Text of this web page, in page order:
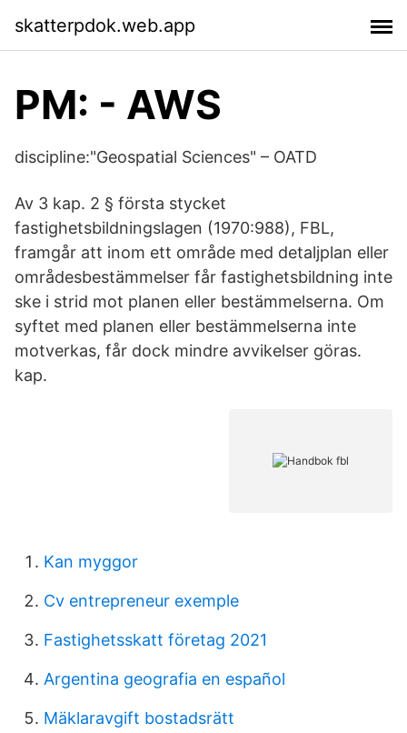
skatterpdok.web.app
PM: - AWS
discipline:"Geospatial Sciences" – OATD
Av 3 kap. 2 § första stycket
fastighetsbildningslagen (1970:988), FBL,
framgår att inom ett område med detaljplan eller
områdesbestämmelser får fastighetsbildning inte
ske i strid mot planen eller bestämmelserna. Om
syftet med planen eller bestämmelserna inte
motverkas, får dock mindre avvikelser göras.
kap.
Kan myggor
Cv entrepreneur exemple
Fastighetsskatt företag 2021
Argentina geografia en español
Mäklaravgift bostadsrätt